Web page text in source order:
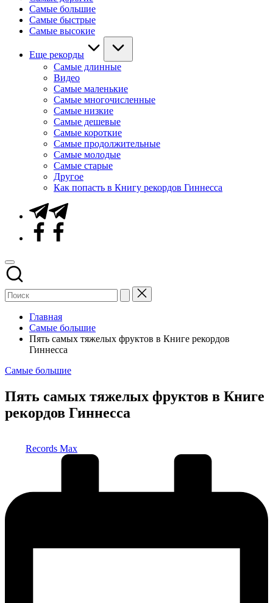
Самые большие
Самые быстрые
Самые высокие
Еще рекорды
Самые длинные
Видео
Самые маленькие
Самые многочисленные
Самые низкие
Самые дешевые
Самые короткие
Самые продолжительные
Самые молодые
Самые старые
Другое
Как попасть в Книгу рекордов Гиннесса
Telegram
Facebook
Главная
Самые большие
Пять самых тяжелых фруктов в Книге рекордов
Гиннесса
Опубликовано
Самые большие
Пять самых тяжелых фруктов в Книге
рекордов Гиннесса
Records Max